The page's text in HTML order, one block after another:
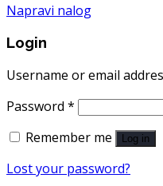
Napravi nalog
Login
Username or email
Password *
Remember me
Log in
Lost your password?